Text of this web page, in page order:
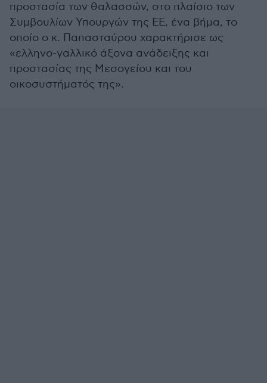
προστασία των θαλασσών, στο πλαίσιο των
Συμβουλίων Υπουργών της ΕΕ, ένα βήμα, το
οποίο ο κ. Παπασταύρου χαρακτήρισε ως
«ελληνο-γαλλικό άξονα ανάδειξης και
προστασίας της Μεσογείου και του
οικοσυστήματός της».